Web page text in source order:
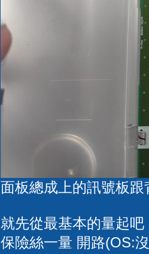
面板總成上的訊號板
就先從最基本的量起吧
保險絲一量 開路(OS: